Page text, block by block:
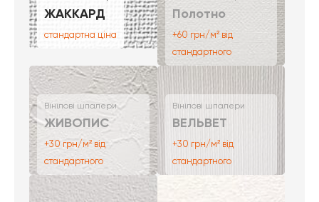
ЖАККАРД
стандартна ціна
Полотно
+60 грн/м² від
стандартного
Вінілові шпалери
ЖИВОПИС
+30 грн/м² від
стандартного
Вінілові шпалери
ВЕЛЬВЕТ
+30 грн/м² від
стандартного